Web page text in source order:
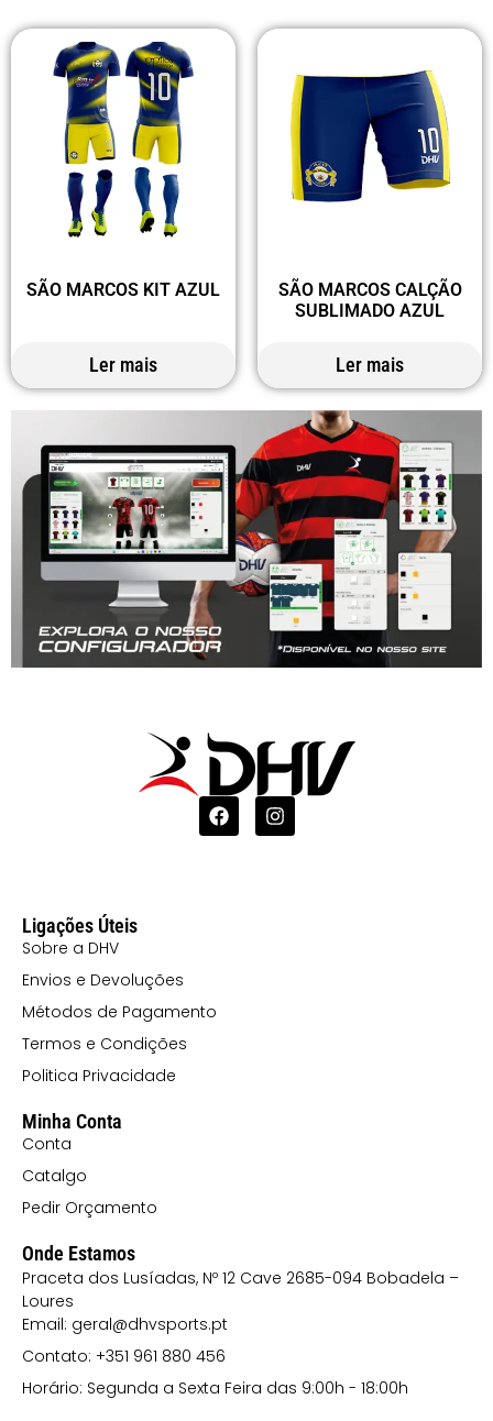
SÃO MARCOS KIT AZUL
Ler mais
SÃO MARCOS CALÇÃO
SUBLIMADO AZUL
Ler mais
Ligações Úteis
Sobre a DHV
Envios e Devoluções
Métodos de Pagamento
Termos e Condições
Politica Privacidade
Minha Conta
Conta
Catalgo
Pedir Orçamento
Onde Estamos
Praceta dos Lusíadas, Nº 12 Cave 2685-094 Bobadela –
Loures
Email: geral@dhvsports.pt
Contato: +351 961 880 456
Horário: Segunda a Sexta Feira das 9:00h - 18:00h